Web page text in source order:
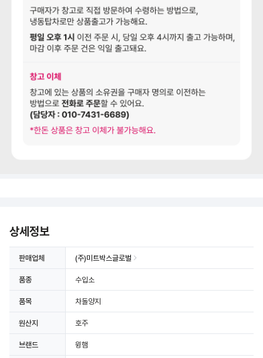
상세정보
판매업체 (주)미트박스글로벌
품종 수입소
품목 차돌양지
원산지 호주
브랜드 윙햄